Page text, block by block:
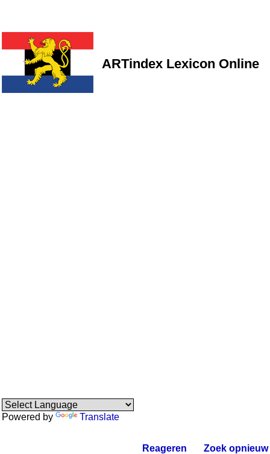
ARTindex Lexicon Online
Powered by Translate
Reageren Zoek opnieuw.